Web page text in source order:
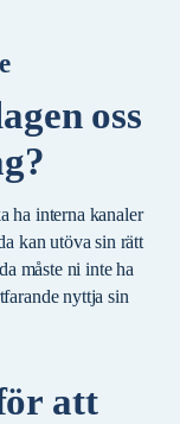
oss
ha interna kanaler
kan utöva sin rätt
måste ni inte ha
nyttja sin
att